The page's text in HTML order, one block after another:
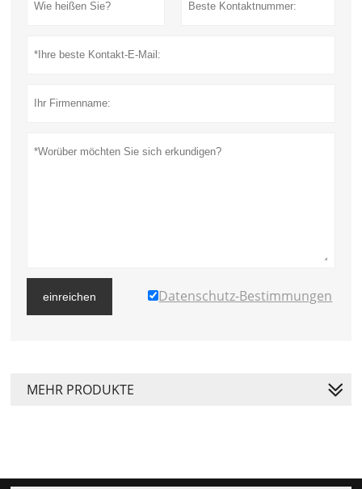
einreichen Datenschutz-Bestimmungen
MEHR PRODUKTE